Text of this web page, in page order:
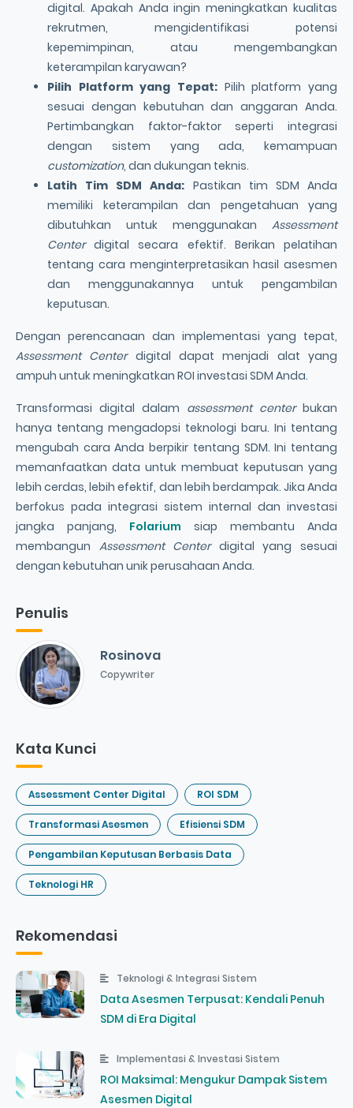
digital. Apakah Anda ingin meningkatkan kualitas
rekrutmen, mengidentifikasi potensi
kepemimpinan, atau mengembangkan
keterampilan karyawan?
Pilih Platform yang Tepat: Pilih platform yang
sesuai dengan kebutuhan dan anggaran Anda.
Pertimbangkan faktor-faktor seperti integrasi
dengan sistem yang ada, kemampuan
customization, dan dukungan teknis.
Latih Tim SDM Anda: Pastikan tim SDM Anda
memiliki keterampilan dan pengetahuan yang
dibutuhkan untuk menggunakan Assessment
Centerdigital secara efektif. Berikan pelatihan
tentang cara menginterpretasikan hasil asesmen
dan menggunakannya untuk pengambilan
keputusan.
Dengan perencanaan dan implementasi yang tepat,
Assessment Centerdigital dapat menjadi alat yang
ampuh untuk meningkatkan ROI investasi SDM Anda.
Transformasi digital dalam assessment centerbukan
hanya tentang mengadopsi teknologi baru. Ini tentang
mengubah cara Anda berpikir tentang SDM. Ini tentang
memanfaatkan data untuk membuat keputusan yang
lebih cerdas, lebih efektif, dan lebih berdampak. Jika Anda
berfokus pada integrasi sistem internal dan investasi
jangka panjang, Folarium siap membantu Anda
membangun Assessment Centerdigital yang sesuai
dengan kebutuhan unik perusahaan Anda.
Penulis
Rosinova
Copywriter
Kata Kunci
Assessment Center Digital ROI SDM
Transformasi Asesmen Efisiensi SDM
Pengambilan Keputusan Berbasis Data
Teknologi HR
Rekomendasi
Teknologi & Integrasi Sistem
Data Asesmen Terpusat: Kendali Penuh
SDM di Era Digital
Implementasi & Investasi Sistem
ROI Maksimal: Mengukur Dampak Sistem
Asesmen Digital